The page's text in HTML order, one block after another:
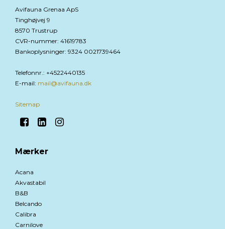
Avifauna Grenaa ApS
Tinghøjvej 9
8570 Trustrup
CVR-nummer: 41619783
Bankoplysninger: 9324 0021739464
Telefonnr. : +4522440135
E-mail: mail@avifauna.dk
Sitemap
Mærker
Acana
Akvastabil
B&B
Belcando
Calibra
Carnilove